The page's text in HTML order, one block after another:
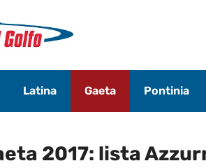
Latina Gaeta Pontinia
2017: lista